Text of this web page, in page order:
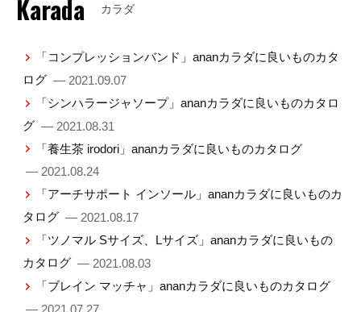
Karada カラダ
「コンプレッションバンド」ananカラダに良いものカタ
ログ — 2021.09.07
「シンハラージャソープ」ananカラダに良いものカタロ
グ — 2021.08.31
「養生茶 irodori」ananカラダに良いものカタログ
— 2021.08.24
「アーチサポート インソール」ananカラダに良いものカ
タログ — 2021.08.17
「ツノマル Sサイズ、Lサイズ」ananカラダに良いもの
カタログ — 2021.08.03
「ブレイン マッチャ」ananカラダに良いものカタログ